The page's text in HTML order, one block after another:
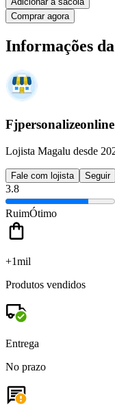
Comprar agora
Informações
Fjpersonalizeonline
Lojista Magalu desde
Fale com lojista Seguir
3.8
RuimÓtimo
+1mil
Produtos vendidos
Entrega
No prazo